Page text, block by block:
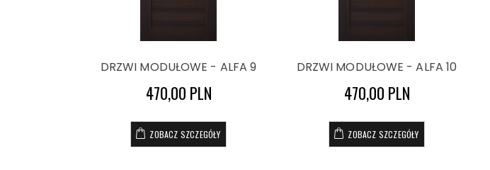
DRZWI MODUŁOWE - ALFA 9
470,00 PLN
ZOBACZ SZCZEGÓŁY
DRZWI MODUŁOWE - ALFA 10
470,00 PLN
ZOBACZ SZCZEGÓŁY